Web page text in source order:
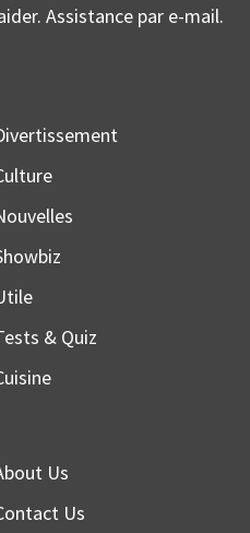
Assistance par e-mail.
& Quiz
Us
Us